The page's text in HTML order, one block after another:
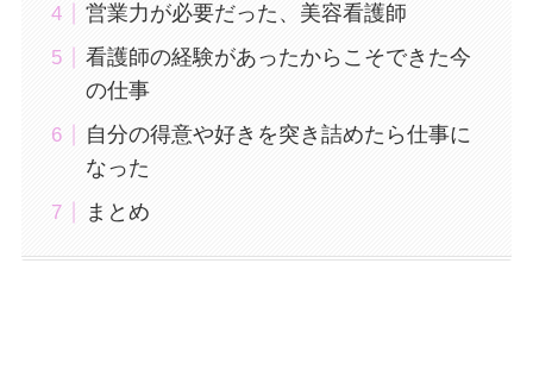
営業力が必要だった、美容看護師
看護師の経験があったからこそできた今
の仕事
自分の得意や好きを突き詰めたら仕事に
なった
まとめ